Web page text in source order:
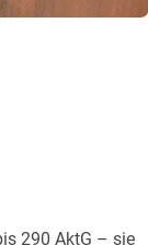
290 AktG – sie